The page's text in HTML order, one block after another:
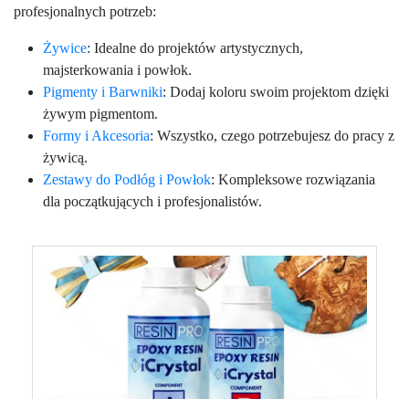
profesjonalnych potrzeb:
Żywice: Idealne do projektów artystycznych,
majsterkowania i powłok.
Pigmenty i Barwniki: Dodaj koloru swoim projektom dzięki
żywym pigmentom.
Formy i Akcesoria: Wszystko, czego potrzebujesz do pracy z
żywicą.
Zestawy do Podłóg i Powłok: Kompleksowe rozwiązania
dla początkujących i profesjonalistów.